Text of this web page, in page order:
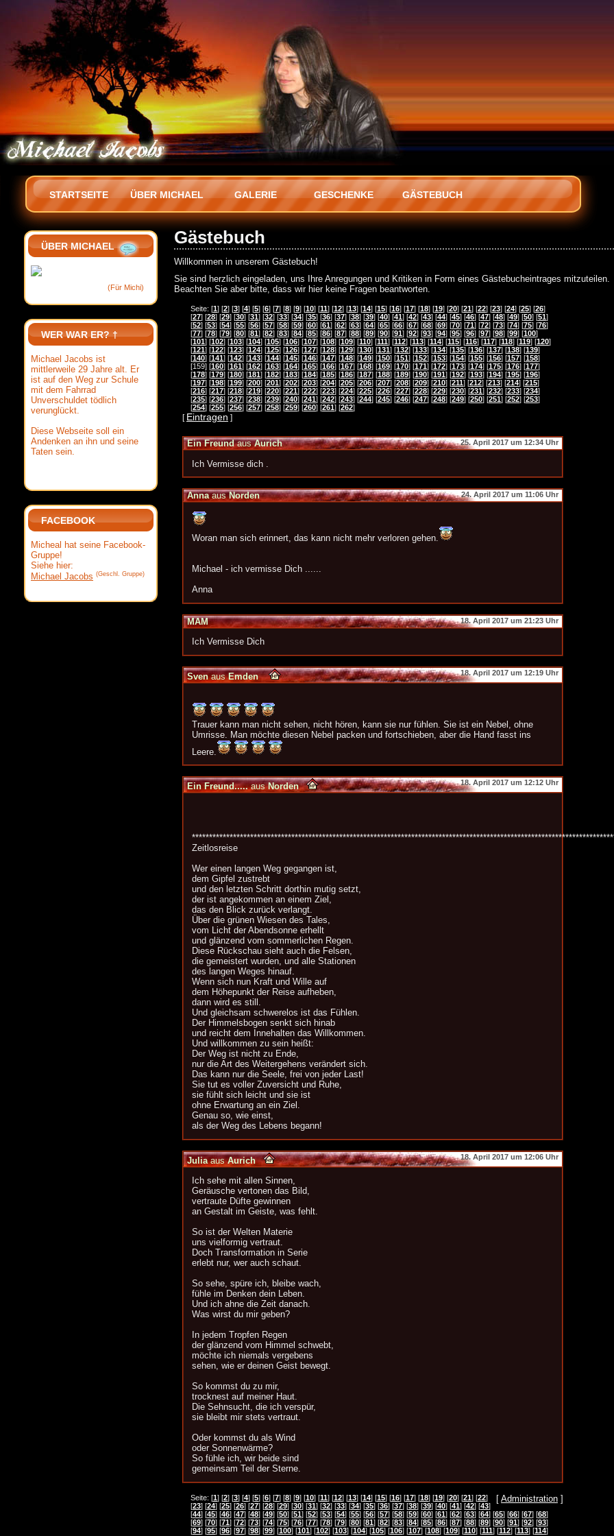
STARTSEITE ÜBER MICHAEL GALERIE GESCHENKE GÄSTEBUCH
Gästebuch
Willkommen in unserem Gästebuch!
Sie sind herzlich eingeladen, uns Ihre Anregungen und Kritiken in Form eines Gästebucheintrages mitzuteilen.
Beachten Sie aber bitte, dass wir hier keine Fragen beantworten.
Seite: [1] [2] [3] [4] [5] [6] [7] [8] [9] [10] [11] [12] [13] [14] [15] [16] [17] [18] [19] [20] [21] [22] [23] [24] [25] [26]
[27] [28] [29] [30] [31] [32] [33] [34] [35] [36] [37] [38] [39] [40] [41] [42] [43] [44] [45] [46] [47] [48] [49] [50] [51]
[52] [53] [54] [55] [56] [57] [58] [59] [60] [61] [62] [63] [64] [65] [66] [67] [68] [69] [70] [71] [72] [73] [74] [75] [76]
[77] [78] [79] [80] [81] [82] [83] [84] [85] [86] [87] [88] [89] [90] [91] [92] [93] [94] [95] [96] [97] [98] [99] [100]
[101] [102] [103] [104] [105] [106] [107] [108] [109] [110] [111] [112] [113] [114] [115] [116] [117] [118] [119] [120]
[121] [122] [123] [124] [125] [126] [127] [128] [129] [130] [131] [132] [133] [134] [135] [136] [137] [138] [139]
[140] [141] [142] [143] [144] [145] [146] [147] [148] [149] [150] [151] [152] [153] [154] [155] [156] [157] [158]
[159] [160] [161] [162] [163] [164] [165] [166] [167] [168] [169] [170] [171] [172] [173] [174] [175] [176] [177]
[178] [179] [180] [181] [182] [183] [184] [185] [186] [187] [188] [189] [190] [191] [192] [193] [194] [195] [196]
[197] [198] [199] [200] [201] [202] [203] [204] [205] [206] [207] [208] [209] [210] [211] [212] [213] [214] [215]
[216] [217] [218] [219] [220] [221] [222] [223] [224] [225] [226] [227] [228] [229] [230] [231] [232] [233] [234]
[235] [236] [237] [238] [239] [240] [241] [242] [243] [244] [245] [246] [247] [248] [249] [250] [251] [252] [253]
[254] [255] [256] [257] [258] [259] [260] [261] [262]
[ Eintragen ]
25. April 2017 um 12:34 Uhr
Ein FreundausAurich
Ich Vermisse dich .
24. April 2017 um 11:06 Uhr
AnnaausNorden
Woran man sich erinnert, das kann nicht mehr verloren gehen.
Michael - ich vermisse Dich ......
Anna
18. April 2017 um 21:23 Uhr
MAM
Ich Vermisse Dich
18. April 2017 um 12:19 Uhr
SvenausEmden
Trauer kann man nicht sehen, nicht hören, kann sie nur fühlen. Sie ist ein Nebel, ohne
Umrisse. Man möchte diesen Nebel packen und fortschieben, aber die Hand fasst ins
Leere.
18. April 2017 um 12:12 Uhr
Ein Freund.....ausNorden
Zeitlosreise
Wer einen langen Weg gegangen ist,
dem Gipfel zustrebt
und den letzten Schritt dorthin mutig setzt,
der ist angekommen an einem Ziel,
das den Blick zurück verlangt.
Über die grünen Wiesen des Tales,
vom Licht der Abendsonne erhellt
und glänzend vom sommerlichen Regen.
Diese Rückschau sieht auch die Felsen,
die gemeistert wurden, und alle Stationen
des langen Weges hinauf.
Wenn sich nun Kraft und Wille auf
dem Höhepunkt der Reise aufheben,
dann wird es still.
Und gleichsam schwerelos ist das Fühlen.
Der Himmelsbogen senkt sich hinab
und reicht dem Innehalten das Willkommen.
Und willkommen zu sein heißt:
Der Weg ist nicht zu Ende,
nur die Art des Weitergehens verändert sich.
Das kann nur die Seele, frei von jeder Last!
Sie tut es voller Zuversicht und Ruhe,
sie fühlt sich leicht und sie ist
ohne Erwartung an ein Ziel.
Genau so, wie einst,
als der Weg des Lebens begann!
18. April 2017 um 12:06 Uhr
JuliaausAurich
Ich sehe mit allen Sinnen,
Geräusche vertonen das Bild,
vertraute Düfte gewinnen
an Gestalt im Geiste, was fehlt.
So ist der Welten Materie
uns vielformig vertraut.
Doch Transformation in Serie
erlebt nur, wer auch schaut.
So sehe, spüre ich, bleibe wach,
fühle im Denken dein Leben.
Und ich ahne die Zeit danach.
Was wirst du mir geben?
In jedem Tropfen Regen
der glänzend vom Himmel schwebt,
möchte ich niemals vergebens
sehen, wie er deinen Geist bewegt.
So kommst du zu mir,
trocknest auf meiner Haut.
Die Sehnsucht, die ich verspür,
sie bleibt mir stets vertraut.
Oder kommst du als Wind
oder Sonnenwärme?
So fühle ich, wir beide sind
gemeinsam Teil der Sterne.
[ Administration ]
Seite: [1] [2] [3] [4] [5] [6] [7] [8] [9] [10] [11] [12] [13] [14] [15] [16] [17] [18] [19] [20] [21] [22]
[23] [24] [25] [26] [27] [28] [29] [30] [31] [32] [33] [34] [35] [36] [37] [38] [39] [40] [41] [42] [43]
[44] [45] [46] [47] [48] [49] [50] [51] [52] [53] [54] [55] [56] [57] [58] [59] [60] [61] [62] [63] [64] [65] [66] [67] [68]
[69] [70] [71] [72] [73] [74] [75] [76] [77] [78] [79] [80] [81] [82] [83] [84] [85] [86] [87] [88] [89] [90] [91] [92] [93]
[94] [95] [96] [97] [98] [99] [100] [101] [102] [103] [104] [105] [106] [107] [108] [109] [110] [111] [112] [113] [114]
ÜBER MICHAEL
(Für Michi)
WER WAR ER? †
Michael Jacobs ist
mittlerweile 29 Jahre alt. Er
ist auf den Weg zur Schule
mit dem Fahrrad
Unverschuldet tödlich
verunglückt.
Diese Webseite soll ein
Andenken an ihn und seine
Taten sein.
FACEBOOK
Micheal hat seine Facebook-
Gruppe!
Siehe hier:
Michael Jacobs (Geschl. Gruppe)